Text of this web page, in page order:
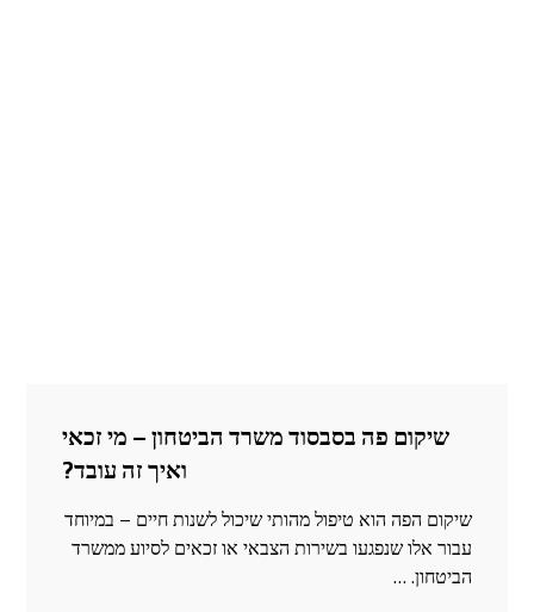
שיקום פה בסבסוד משרד הביטחון – מי זכאי
ואיך זה עובד?
שיקום הפה הוא טיפול מהותי שיכול לשנות חיים – במיוחד
עבור אלו שנפגעו בשירות הצבאי או זכאים לסיוע ממשרד
הביטחון. …